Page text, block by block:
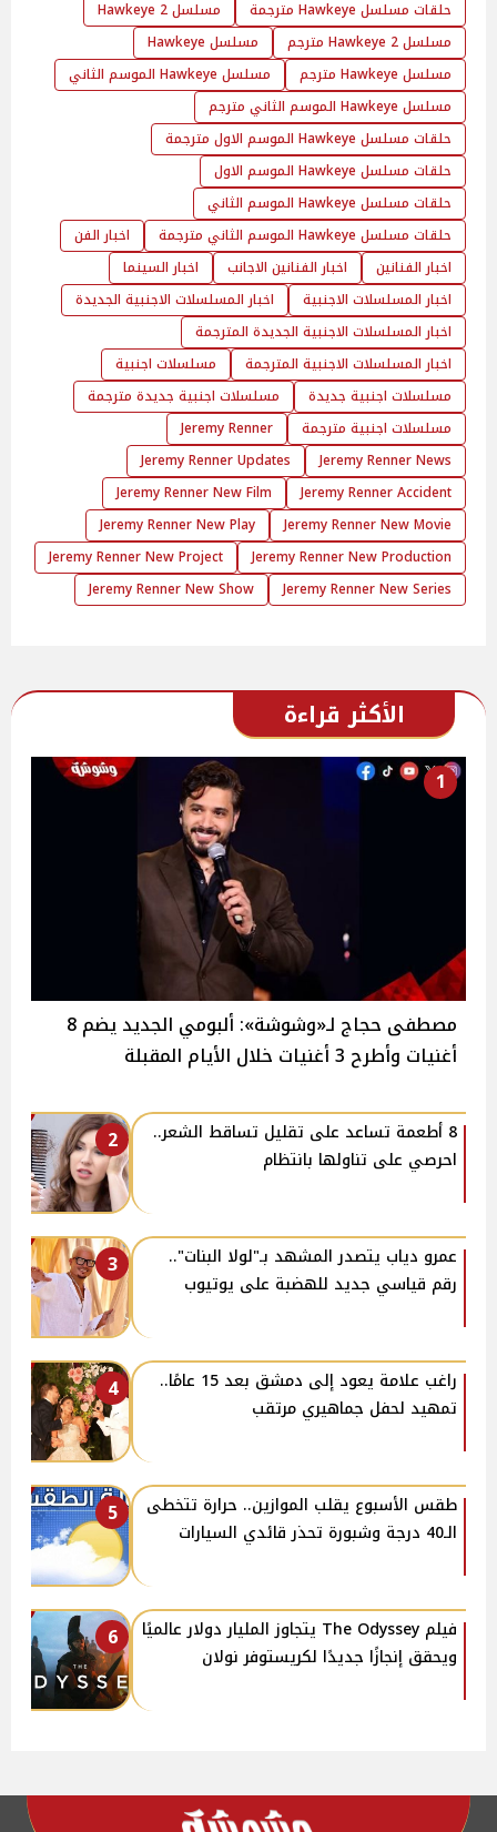
حلقات مسلسل Hawkeye مترجمة
مسلسل 2 Hawkeye
مسلسل 2 Hawkeye مترجم
مسلسل Hawkeye
مسلسل Hawkeye مترجم
مسلسل Hawkeye الموسم الثاني
مسلسل Hawkeye الموسم الثاني مترجم
حلقات مسلسل Hawkeye الموسم الاول مترجمة
حلقات مسلسل Hawkeye الموسم الاول
حلقات مسلسل Hawkeye الموسم الثاني
حلقات مسلسل Hawkeye الموسم الثاني مترجمة
اخبار الفن
اخبار الفنانين
اخبار الفنانين الاجانب
اخبار السينما
اخبار المسلسلات الاجنبية
اخبار المسلسلات الاجنبية الجديدة
اخبار المسلسلات الاجنبية الجديدة المترجمة
اخبار المسلسلات الاجنبية المترجمة
مسلسلات اجنبية
مسلسلات اجنبية جديدة
مسلسلات اجنبية جديدة مترجمة
مسلسلات اجنبية مترجمة
Jeremy Renner
Jeremy Renner News
Jeremy Renner Updates
Jeremy Renner Accident
Jeremy Renner New Film
Jeremy Renner New Movie
Jeremy Renner New Play
Jeremy Renner New Production
Jeremy Renner New Project
Jeremy Renner New Series
Jeremy Renner New Show
الأكثر قراءة
1
مصطفى حجاج لـ«وشوشة»: ألبومي الجديد يضم 8
أغنيات وأطرح 3 أغنيات خلال الأيام المقبلة
2
8 أطعمة تساعد على تقليل تساقط الشعر..
احرصي على تناولها بانتظام
3
عمرو دياب يتصدر المشهد بـ"لولا البنات"..
رقم قياسي جديد للهضبة على يوتيوب
4
راغب علامة يعود إلى دمشق بعد 15 عامًا..
تمهيد لحفل جماهيري مرتقب
5
طقس الأسبوع يقلب الموازين.. حرارة تتخطى
الـ40 درجة وشبورة تحذر قائدي السيارات
6
فيلم The Odyssey يتجاوز المليار دولار عالميًا
ويحقق إنجازًا جديدًا لكريستوفر نولان